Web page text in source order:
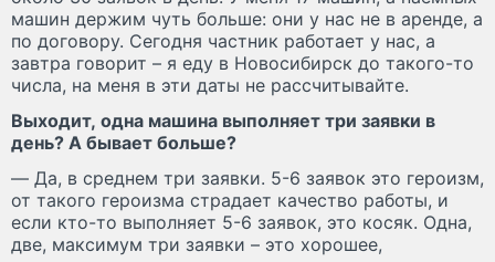
машин держим чуть больше: они у нас не в аренде, а
по договору. Сегодня частник работает у нас, а
завтра говорит – я еду в Новосибирск до такого-то
числа, на меня в эти даты не рассчитывайте.
Выходит, одна машина выполняет три заявки в
день? А бывает больше?
— Да, в среднем три заявки. 5-6 заявок это героизм,
от такого героизма страдает качество работы, и
если кто-то выполняет 5-6 заявок, это косяк. Одна,
две, максимум три заявки – это хорошее,